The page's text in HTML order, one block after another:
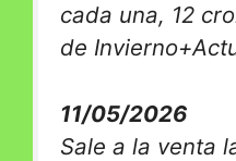
cada una, 12
de
11/05/2026
Sale a la venta